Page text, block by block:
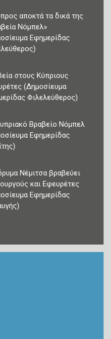
αποκτά τα δικά της
Νόμπελ»
Εφημερίδας
στους Κύπριους
(Δημοσίευμα
Φιλελεύθερος)
Βραβείο Νόμπελ
Εφημερίδας
Νέμιτσα βραβεύει
και Εφευρέτες
Εφημερίδας